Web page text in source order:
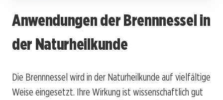
Anwendungen der Brennnessel in
der Naturheilkunde
Die Brennnessel wird in der Naturheilkunde auf vielfältige
Weise eingesetzt. Ihre Wirkung ist wissenschaftlich gut